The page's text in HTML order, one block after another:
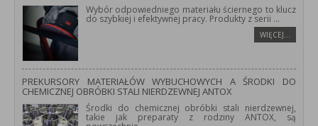
Wybór odpowiedniego materiału ściernego to klucz
do szybkiej i efektywnej pracy. Produkty z serii ...
WIĘCEJ…
PREKURSORY MATERIAŁÓW WYBUCHOWYCH A ŚRODKI DO
CHEMICZNEJ OBRÓBKI STALI NIERDZEWNEJ ANTOX
Środki do chemicznej obróbki stali nierdzewnej,
takie jak preparaty z rodziny ANTOX, są